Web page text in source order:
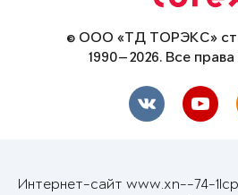
© ООО «ТД ТОРЭКС»
1990—2026. Все
Интернет-сайт www.xn--74-